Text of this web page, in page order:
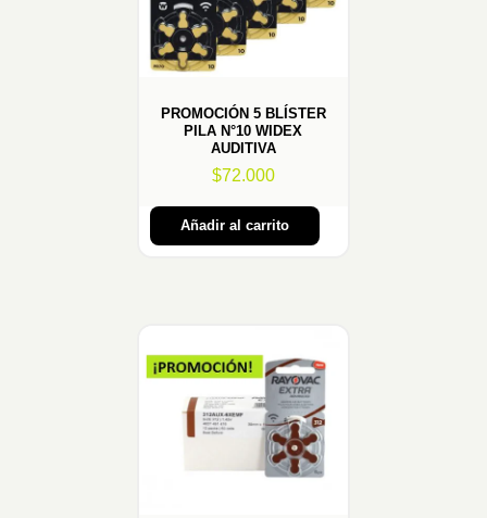
PROMOCIÓN 5 BLÍSTER
PILA N°10 WIDEX
AUDITIVA
$72.000
Añadir al carrito